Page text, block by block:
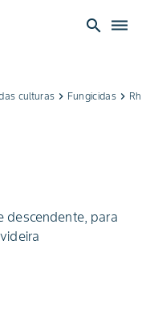
search dehaze
culturas keyboard_arrow_right Fungicidaskeyboard_arrow_right
descendente, para